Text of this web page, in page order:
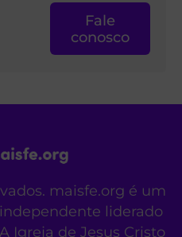
Fale
conosco
maisfe.org é um
liderado
Igreja de Jesus Cristo